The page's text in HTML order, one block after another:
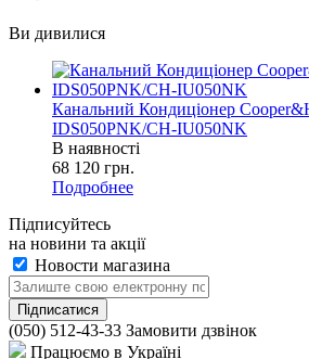
Ви дивилися
Канальний Кондиціонер
IDS050PNK/CH-IU050NK
В наявності
68 120 грн.
Подробнее
Підписуйтесь
на новини та акції
Новости магазина
(050) 512-43-33 Замовити дзвінок
Працюємо в Україні